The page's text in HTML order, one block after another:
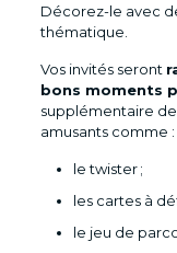
Décorez-le avec
thématique.
Vos invités seront
bons moments
supplémentaire
amusants comme :
le twister ;
les cartes à
le jeu de